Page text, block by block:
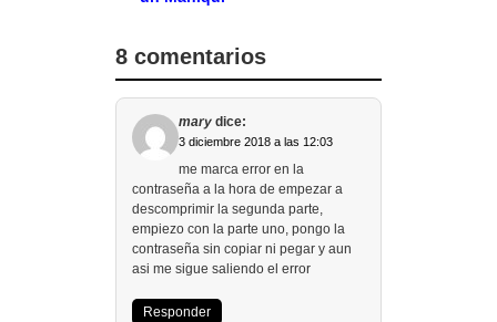
8 comentarios
mary dice:
3 diciembre 2018 a las 12:03
me marca error en la
contraseña a la hora de empezar a
descomprimir la segunda parte,
empiezo con la parte uno, pongo la
contraseña sin copiar ni pegar y aun
asi me sigue saliendo el error
Responder